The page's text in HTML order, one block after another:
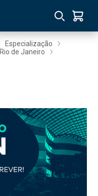
Especialização
Rio de Janeiro